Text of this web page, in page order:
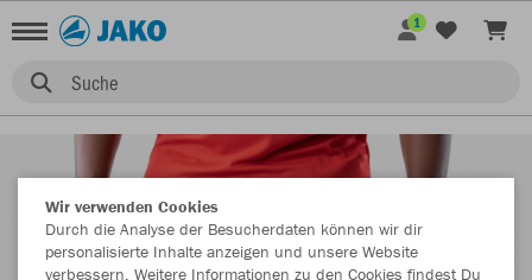
Suche
1
Wir verwenden Cookies
Durch die Analyse der Besucherdaten können wir dir
personalisierte Inhalte anzeigen und unsere Website
verbessern. Weitere Informationen zu den Cookies findest Du